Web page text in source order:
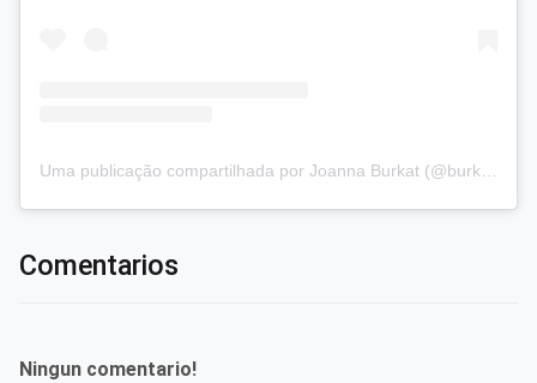
Comentarios
Ningun comentario!